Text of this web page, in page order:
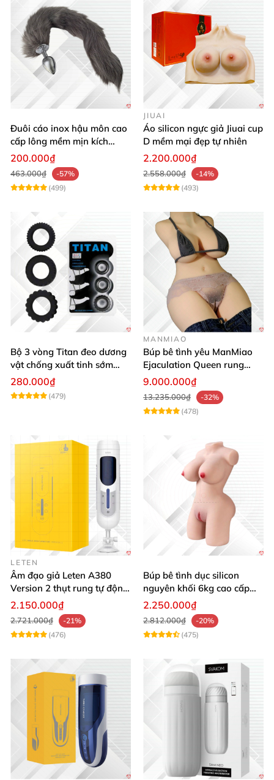
Đuôi cáo inox hậu môn cao
cấp lông mềm mịn kích
thích khoái cảm
200.000₫
463.000₫
-57%
(499)
JIUAI
Áo silicon ngực giả Jiuai cup
D mềm mại đẹp tự nhiên
2.200.000₫
2.558.000₫
-14%
(493)
Bộ 3 vòng Titan đeo dương
vật chống xuất tinh sớm
silicon y tế tăng hưng phấn
280.000₫
(479)
MANMIAO
Búp bê tình yêu ManMiao
Ejaculation Queen rung
cảm biến sưởi ấm phun
nước thông minh
9.000.000₫
13.235.000₫
-32%
(478)
LETEN
Âm đạo giả Leten A380
Version 2 thụt rung tự động,
cảm giác thật
2.150.000₫
2.721.000₫
-21%
(476)
Búp bê tình dục silicon
nguyên khối 6kg cao cấp
hot giá tốt
2.250.000₫
2.812.000₫
-20%
(475)